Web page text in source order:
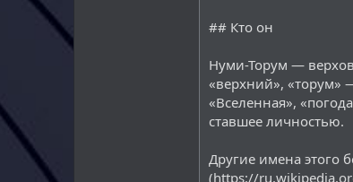
## Кто он
Нуми-Торум —
«верхний», «торум»
«Вселенная»,
ставшее личностью.
Другие имена этого
(https://